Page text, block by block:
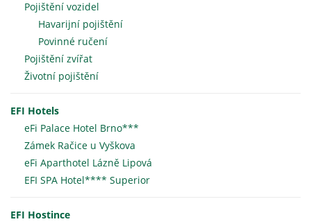
Pojištění vozidel
Havarijní pojištění
Povinné ručení
Pojištění zvířat
Životní pojištění
EFI Hotels
eFi Palace Hotel Brno***
Zámek Račice u Vyškova
eFi Aparthotel Lázně Lipová
EFI SPA Hotel**** Superior
EFI Hostince